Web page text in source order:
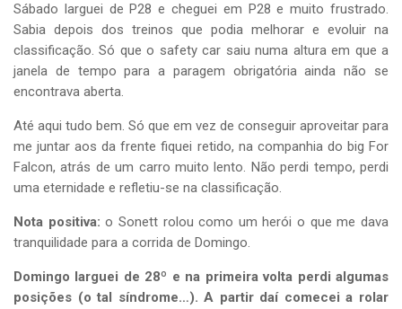
Sábado larguei de P28 e cheguei em P28 e muito frustrado.
Sabia depois dos treinos que podia melhorar e evoluir na
classificação. Só que o safety car saiu numa altura em que a
janela de tempo para a paragem obrigatória ainda não se
encontrava aberta.
Até aqui tudo bem. Só que em vez de conseguir aproveitar para
me juntar aos da frente fiquei retido, na companhia do big For
Falcon, atrás de um carro muito lento. Não perdi tempo, perdi
uma eternidade e refletiu-se na classificação.
Nota positiva: o Sonett rolou como um herói o que me dava
tranquilidade para a corrida de Domingo.
Domingo larguei de 28º e na primeira volta perdi algumas
posições (o tal síndrome…). A partir daí comecei a rolar